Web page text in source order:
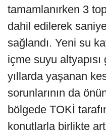
tamamlanırken 3
dahil edilerek
sağlandı. Yeni su
içme suyu
yıllarda yaşanan
sorunlarının da
bölgede TOKİ
konutlarla birlikte